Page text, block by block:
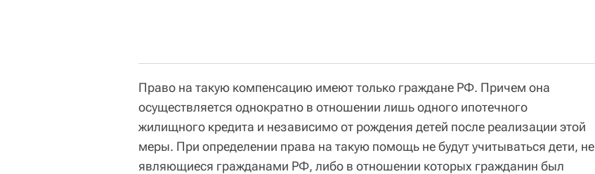
Право на такую компенсацию имеют только граждане РФ. Причем она
осуществляется однократно в отношении лишь одного ипотечного
жилищного кредита и независимо от рождения детей после реализации этой
меры. При определении права на такую помощь не будут учитываться дети, не
являющиеся гражданами РФ, либо в отношении которых гражданин был